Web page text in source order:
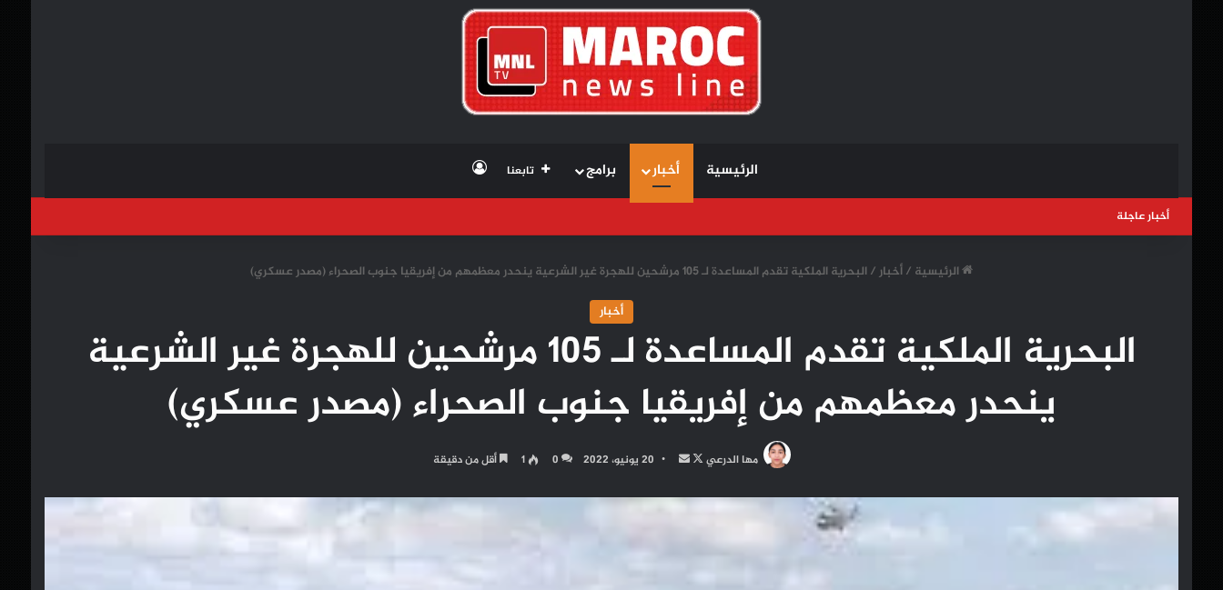
الرئيسية أخبار برامج تابعنا تسجيل الدخول
أخبار عاجلة
الرئيسية /أخبار/البحرية الملكية تقدم المساعدة لـ 105 مرشحين للهجرة غير الشرعية ينحدر معظمهم من إفريقيا جنوب الصحراء (مصدر عسكري)
أخبار
البحرية الملكية تقدم المساعدة لـ 105 مرشحين للهجرة غير الشرعية
ينحدر معظمهم من إفريقيا جنوب الصحراء (مصدر عسكري)
مها الدرعي
تابع
X
أرسل
إلكترونيا
20 يونيو، 2022 0
1 أقل من دقيقة